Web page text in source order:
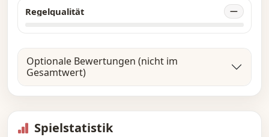
Regelqualität —
Optionale Bewertungen (nicht im
Gesamtwert)
Spielstatistik